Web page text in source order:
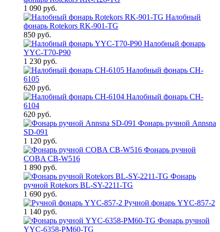
1 090 руб.
Налобный
фонарь Rotekors RK-901-TG
850 руб.
Налобный фонарь
YYC-T70-P90
1 230 руб.
Налобный фонарь CH-
6105
620 руб.
Налобный фонарь CH-
6104
620 руб.
Фонарь ручной Annsna
SD-091
1 120 руб.
Фонарь ручной
COBA CB-W516
1 890 руб.
Фонарь
ручной Rotekors BL-SY-2211-TG
1 690 руб.
Ручной фонарь YYC-857-2
1 140 руб.
Фонарь ручной
YYC-6358-PM60-TG